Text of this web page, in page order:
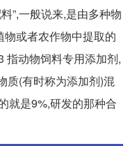
”,一般说来,是由多种物
物或者农作物中提取的
指动物饲料专用添加剂,
质(有时称为添加剂)混
就是9%,研发的那种合